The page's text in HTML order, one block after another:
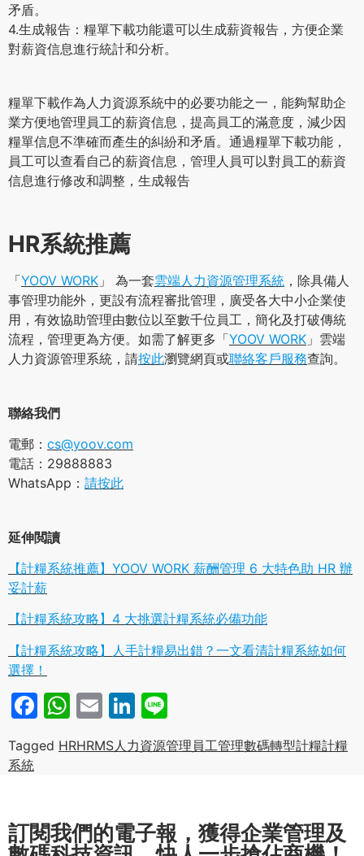
矛盾。
4.生成報告：糧單下載功能還可以生成薪資報告，方便企業
對薪資信息進行統計和分析。
糧單下載作為人力資源系統中的必要功能之一，能夠幫助企
業方便地管理員工的薪資信息，提高員工的滿意度，減少因
糧單信息不準確而產生的糾紛和矛盾。通過糧單下載功能，
員工可以查看自己的薪資信息，管理人員可以對員工的薪資
信息進行修改和調整，生成報告
HR系統推薦
「YOOV WORK 」 為一套雲端人力資源管理系統 ，除具備人
事管理功能外，更設有流程審批管理，廣受各大中小企業使
用，有效協助管理由數位以至數千位員工，簡化及打破傳統
流程，管理更為方便。如需了解更多「YOOV WORK 」雲端
人力資源管理系統，請按此瀏覽網頁或聯絡客戶服務查詢。
聯絡我們
電郵： cs@yoov.com
電話：29888883
WhatsApp： 請按此
延伸閲讀
【計糧系統推薦】YOOV WORK 薪酬管理 6 大特色助 HR 辦
妥計薪
【計糧系統攻略】4 大挑選計糧系統必備功能
【計糧系統攻略】人手計糧易出錯？一文看清計糧系統如何
選擇！
Facebook
WhatsApp
EmailLinkedIn
Tagged HRHRMS 人力資源管理 員工管理數碼轉型計糧計糧
系統
訂閱我們的電子報，獲得企業管理及